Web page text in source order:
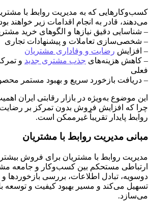
کسب‌وکارهایی که به مدیریت روابط با
می‌دهند، قادر به انجام اقدامات زیر خواهند
– شناسایی دقیق نیازها و الگوهای خرید
– شخصی‌سازی تعاملات و پیشنهادات تجاری
– افزایش رضایت و وفاداری مشتریان
– کاهش هزینه‌های جذب مشتری جدید و
فعلی
– دریافت بازخورد سریع و بهبود مستمر
این موضوع به‌ویژه در بازار رقابتی ایران
چرا که افزایش فروش بدون تمرکز بر رضایت
روابط پایدار تقریباً غیرممکن است.
مبانی مدیریت روابط با مشتریان
مدیریت روابط با مشتریان برای فروش
ارتباطی مستحکم بین کسب‌وکار و جامعه
دوسویه، تبادل اطلاعات، بررسی بازخوردها
تسهیل می‌کند و مسیر بهبود کیفیت و توسعه
می‌سازد.